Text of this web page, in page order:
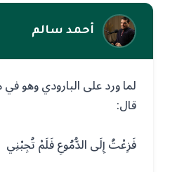
أحمد سالم
لما ورد على البارودي وهو في
قال:
فَزِعْتُ إِلَى الدُّمُوعِ فَلَمْ تُجِبْنِي